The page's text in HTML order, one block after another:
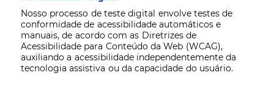
Nosso processo de teste digital envolve testes de
conformidade de acessibilidade automáticos e
manuais, de acordo com as Diretrizes de
Acessibilidade para Conteúdo da Web (WCAG),
auxiliando a acessibilidade independentemente da
tecnologia assistiva ou da capacidade do usuário.